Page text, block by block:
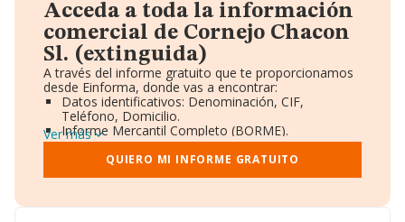
Acceda a toda la información
comercial de Cornejo Chacon
Sl. (extinguida)
A través del informe gratuito que te proporcionamos
desde Einforma, donde vas a encontrar:
Datos identificativos: Denominación, CIF,
Teléfono, Domicilio.
Informe Mercantil Completo (BORME).
Gráficos de Evolución Ventas y Empleados.
Consejo de Administración y Administradores.
Directivos y Ejecutivos.
Ver más
QUIERO MI INFORME GRATUITO